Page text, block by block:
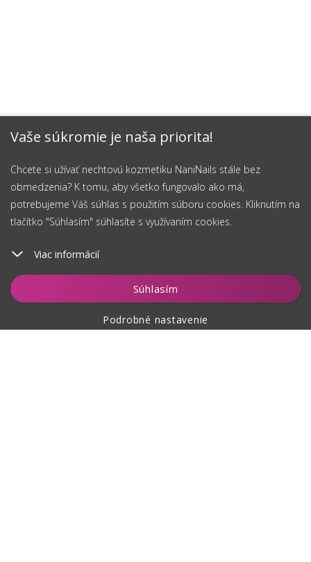
Vaše súkromie je naša priorita!
Chcete si užívať nechtovú kozmetiku NaniNails stále bez
obmedzenia? K tomu, aby všetko fungovalo ako má,
potrebujeme Váš súhlas s použitím súboru cookies. Kliknutím na
tlačítko "Súhlasím" súhlasíte s využívaním cookies.
Viac informácií
Súhlasím
Podrobné nastavenie
Vložiť do košíka